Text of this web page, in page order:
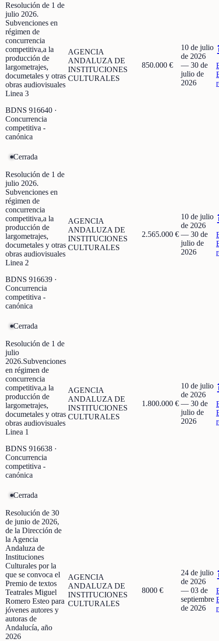
Resolución de 1 de
julio 2026.
Subvenciones en
régimen de
concurrencia
competitiva,a la
producción de
largometrajes,
documetales y otras
obras audiovisuales
Linea 3
BDNS 916640 ·
Concurrencia
competitiva -
canónica
AGENCIA
ANDALUZA DE
INSTITUCIONES
CULTURALES
850.000 €
10 de julio
de 2026
— 30 de
julio de
2026
Cerrada
Resolución de 1 de
julio 2026.
Subvenciones en
régimen de
concurrencia
competitiva,a la
producción de
largometrajes,
documetales y otras
obras audiovisuales
Linea 2
BDNS 916639 ·
Concurrencia
competitiva -
canónica
AGENCIA
ANDALUZA DE
INSTITUCIONES
CULTURALES
2.565.000 €
10 de julio
de 2026
— 30 de
julio de
2026
Cerrada
Resolución de 1 de
julio
2026.Subvenciones
en régimen de
concurrencia
competitiva,a la
producción de
largometrajes,
documetales y otras
obras audiovisuales
Linea 1
BDNS 916638 ·
Concurrencia
competitiva -
canónica
AGENCIA
ANDALUZA DE
INSTITUCIONES
CULTURALES
1.800.000 €
10 de julio
de 2026
— 30 de
julio de
2026
Cerrada
Resolución de 30
de junio de 2026,
de la Dirección de
la Agencia
Andaluza de
Instituciones
Culturales por la
que se convoca el
Premio de textos
Teatrales Miguel
Romero Esteo para
jóvenes autores y
autoras de
Andalucía, año
2026
AGENCIA
ANDALUZA DE
INSTITUCIONES
CULTURALES
8000 €
24 de julio
de 2026
— 03 de
septiembre
de 2026